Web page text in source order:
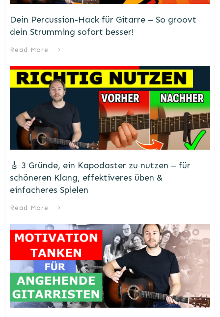
Dein Percussion-Hack für Gitarre – So groovt
dein Strumming sofort besser!
Read More
🎸 3 Gründe, ein Kapodaster zu nutzen – für
schöneren Klang, effektiveres üben &
einfacheres Spielen
Read More